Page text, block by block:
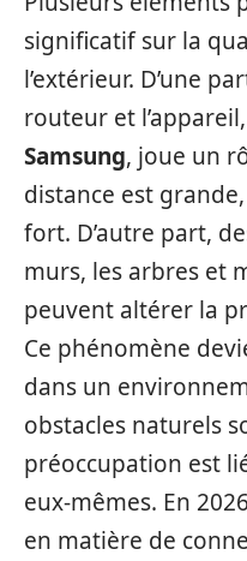
significatif sur la
l’extérieur. D’une
routeur et
Samsung, joue un
distance est
fort. D’autre part,
murs, les arbres et
peuvent altérer la
Ce phénomène
dans un
obstacles naturels
préoccupation est
eux-mêmes. En
en matière de